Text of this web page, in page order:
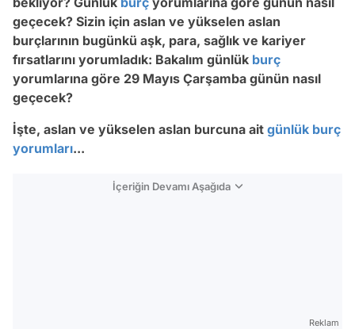
geçecek? Sizin için aslan ve yükselen aslan
burçlarının bugünkü aşk, para, sağlık ve kariyer
fırsatlarını yorumladık: Bakalım günlük burç
yorumlarına göre 29 Mayıs Çarşamba günün nasıl
geçecek?
İşte, aslan ve yükselen aslan burcuna ait günlük burç
yorumları...
İçeriğin Devamı Aşağıda
Reklam